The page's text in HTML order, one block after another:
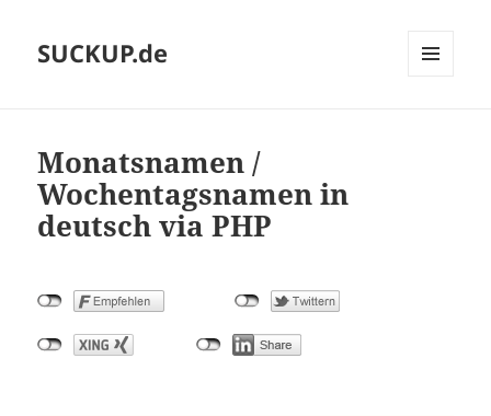
SUCKUP.de
Monatsnamen /
Wochentagsnamen in
deutsch via PHP